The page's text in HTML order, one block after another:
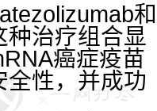
和
治疗组合显
癌症疫苗
全性，并成功